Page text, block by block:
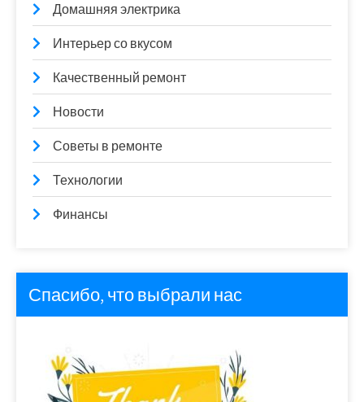
Домашняя электрика
Интерьер со вкусом
Качественный ремонт
Новости
Советы в ремонте
Технологии
Финансы
Спасибо, что выбрали нас